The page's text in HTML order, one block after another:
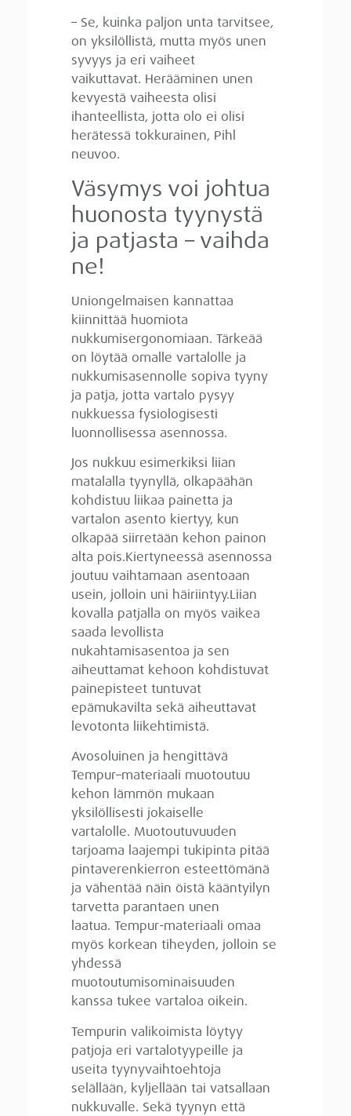
– Se, kuinka paljon unta tarvitsee,
on yksilöllistä, mutta myös unen
syvyys ja eri vaiheet
vaikuttavat. Herääminen unen
kevyestä vaiheesta olisi
ihanteellista, jotta olo ei olisi
herätessä tokkurainen, Pihl
neuvoo.
Väsymys voi johtua
huonosta tyynystä
ja patjasta – vaihda
ne!
Uniongelmaisen kannattaa
kiinnittää huomiota
nukkumisergonomiaan. Tärkeää
on löytää omalle vartalolle ja
nukkumisasennolle sopiva tyyny
ja patja, jotta vartalo pysyy
nukkuessa fysiologisesti
luonnollisessa asennossa.
Jos nukkuu esimerkiksi liian
matalalla tyynyllä, olkapäähän
kohdistuu liikaa painetta ja
vartalon asento kiertyy, kun
olkapää siirretään kehon painon
alta pois.Kiertyneessä asennossa
joutuu vaihtamaan asentoaan
usein, jolloin uni häiriintyy.Liian
kovalla patjalla on myös vaikea
saada levollista
nukahtamisasentoa ja sen
aiheuttamat kehoon kohdistuvat
painepisteet tuntuvat
epämukavilta sekä aiheuttavat
levotonta liikehtimistä.
Avosoluinen ja hengittävä
Tempur–materiaali muotoutuu
kehon lämmön mukaan
yksilöllisesti jokaiselle
vartalolle. Muotoutuvuuden
tarjoama laajempi tukipinta pitää
pintaverenkierron esteettömänä
ja vähentää näin öistä kääntyilyn
tarvetta parantaen unen
laatua. Tempur-materiaali omaa
myös korkean tiheyden, jolloin se
yhdessä
muotoutumisominaisuuden
kanssa tukee vartaloa oikein.
Tempurin valikoimista löytyy
patjoja eri vartalotyypeille ja
useita tyynyvaihtoehtoja
selällään, kyljellään tai vatsallaan
nukkuvalle. Sekä tyynyn että